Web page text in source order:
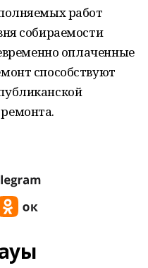
работ
собираемости
оплаченные
способствуют